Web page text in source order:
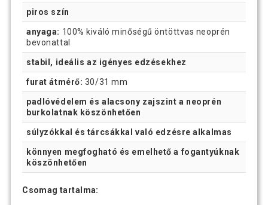
piros szín
anyaga: 100% kiváló minőségű öntöttvas neoprén
bevonattal
stabil, ideális az igényes edzésekhez
furat átmérő: 30/31 mm
padlóvédelem és alacsony zajszint a neoprén
burkolatnak köszönhetően
súlyzókkal és tárcsákkal való edzésre alkalmas
könnyen megfogható és emelhető a fogantyúknak
köszönhetően
Csomag tartalma: